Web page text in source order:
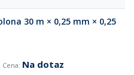
30 m × 0,25 mm × 0,25
Na dotaz